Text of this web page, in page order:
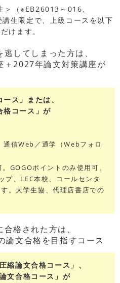
（※EB26013～016、
生限定で、上級コースを以下
けます。
してしまった方は、
2027年論文対策講座が
ス」または、
格コース」が
通信Web／通学（Webフォロ
GOGOポイントのみ使用可。
プ、LEC本校、コールセンタ
。大学生協、代理店書店での
格された方は、
文合格を目指すコース
論文合格コース」、
文合格コース」が